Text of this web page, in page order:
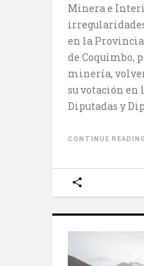
Minera e
en la
de Coquimbo,
minería,
su votación en
Diputadas y
CONTINUE READING